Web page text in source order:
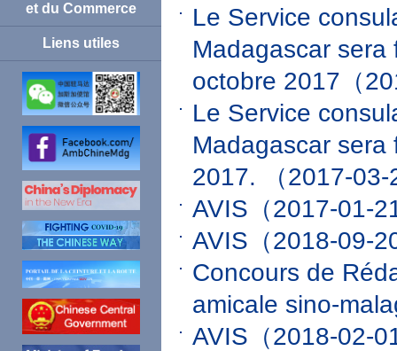
et du Commerce
Liens utiles
Le Service
Madagascar
octobre 2017 （
Le Service
Madagascar
2017.
（2017-
AVIS （2017-01-
AVIS （2018-09-
Concours de
amicale sino-
AVIS （2018-02-